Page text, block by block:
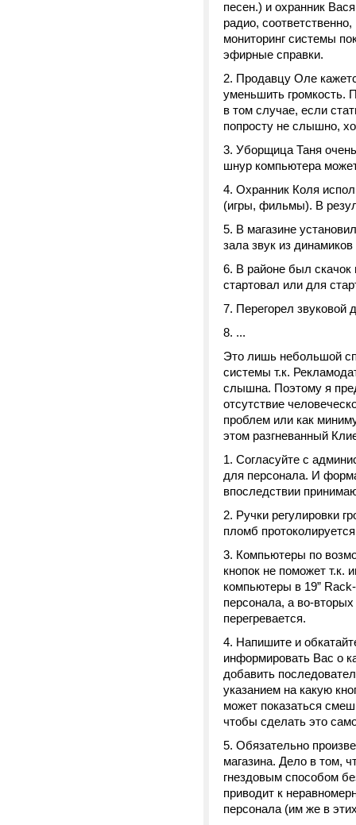
песен.) и охранник
радио,
мониторинг системы
эфирные справки.
Продавцу Оле
уменьшить громкость.
в том случае, если
попросту не слышно,
Уборщица Таня
шнур компьютера
Охранник Коля
(игры, фильмы). В
В магазине
зала звук из
В районе был скачок
стартовал или для
Перегорел звуковой
...
Это лишь небольшой
системы т.к.
слышна. Поэтому я
отсутствие
проблем или как
этом разгневанный
Согласуйте с
для персонала. И
впоследствии
Ручки регулировки
пломб
Компьютеры по
кнопок не поможет т.к.
компьютеры в 19”
персонала, а во-
перегревается.
Напишите и
информировать Вас о
добавить
указанием на какую
может показаться
чтобы сделать это
Обязательно
магазина. Дело в том,
гнездовым способом
приводит к
персонала (им же в